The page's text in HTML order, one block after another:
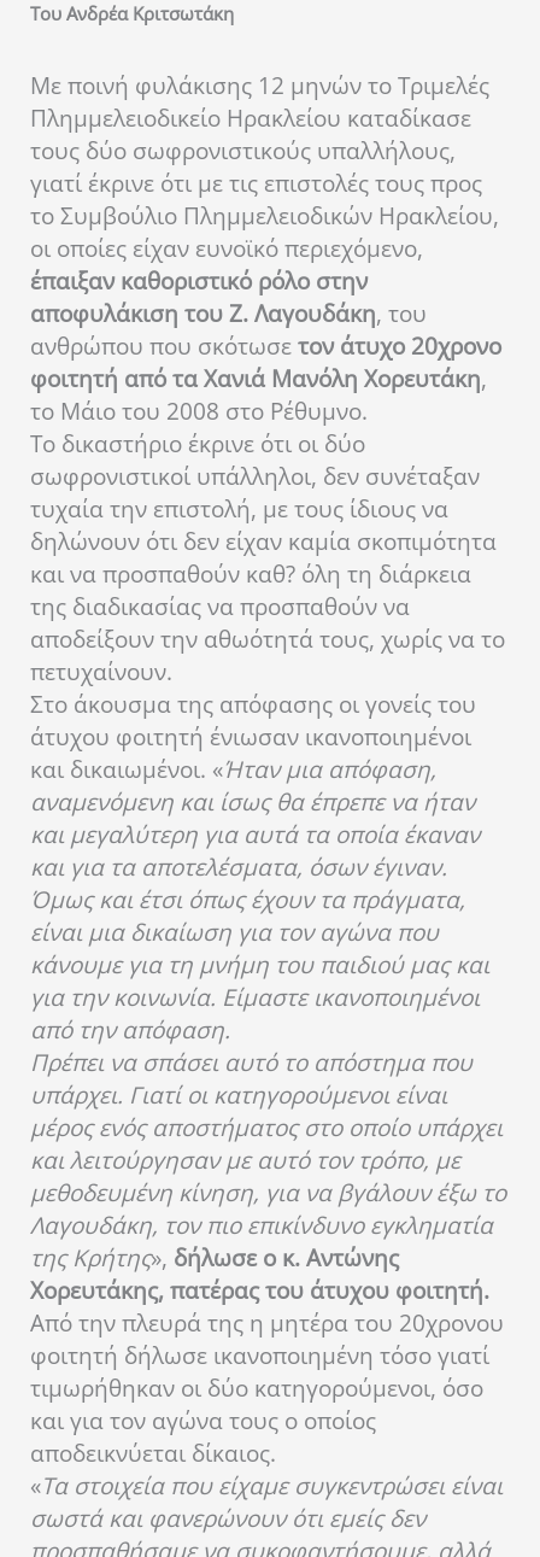
Του Ανδρέα Κριτσωτάκη
Με ποινή φυλάκισης 12 μηνών το Τριμελές
Πλημμελειοδικείο Ηρακλείου καταδίκασε
τους δύο σωφρονιστικούς υπαλλήλους,
γιατί έκρινε ότι με τις επιστολές τους προς
το Συμβούλιο Πλημμελειοδικών Ηρακλείου,
οι οποίες είχαν ευνοϊκό περιεχόμενο,
έπαιξαν καθοριστικό ρόλο στην
αποφυλάκιση του Ζ. Λαγουδάκη, του
ανθρώπου που σκότωσετον άτυχο 20χρονο
φοιτητή από τα Χανιά Μανόλη Χορευτάκη,
το Μάιο του 2008 στο Ρέθυμνο.
Το δικαστήριο έκρινε ότι οι δύο
σωφρονιστικοί υπάλληλοι, δεν συνέταξαν
τυχαία την επιστολή, με τους ίδιους να
δηλώνουν ότι δεν είχαν καμία σκοπιμότητα
και να προσπαθούν καθ? όλη τη διάρκεια
της διαδικασίας να προσπαθούν να
αποδείξουν την αθωότητά τους, χωρίς να το
πετυχαίνουν.
Στο άκουσμα της απόφασης οι γονείς του
άτυχου φοιτητή ένιωσαν ικανοποιημένοι
και δικαιωμένοι. «Ήταν μια απόφαση,
αναμενόμενη και ίσως θα έπρεπε να ήταν
και μεγαλύτερη για αυτά τα οποία έκαναν
και για τα αποτελέσματα, όσων έγιναν.
Όμως και έτσι όπως έχουν τα πράγματα,
είναι μια δικαίωση για τον αγώνα που
κάνουμε για τη μνήμη του παιδιού μας και
για την κοινωνία. Είμαστε ικανοποιημένοι
από την απόφαση.
Πρέπει να σπάσει αυτό το απόστημα που
υπάρχει. Γιατί οι κατηγορούμενοι είναι
μέρος ενός αποστήματος στο οποίο υπάρχει
και λειτούργησαν με αυτό τον τρόπο, με
μεθοδευμένη κίνηση, για να βγάλουν έξω το
Λαγουδάκη, τον πιο επικίνδυνο εγκληματία
της Κρήτης», δήλωσε ο κ. Αντώνης
Χορευτάκης, πατέρας του άτυχου φοιτητή.
Από την πλευρά της η μητέρα του 20χρονου
φοιτητή δήλωσε ικανοποιημένη τόσο γιατί
τιμωρήθηκαν οι δύο κατηγορούμενοι, όσο
και για τον αγώνα τους ο οποίος
αποδεικνύεται δίκαιος.
«Τα στοιχεία που είχαμε συγκεντρώσει είναι
σωστά και φανερώνουν ότι εμείς δεν